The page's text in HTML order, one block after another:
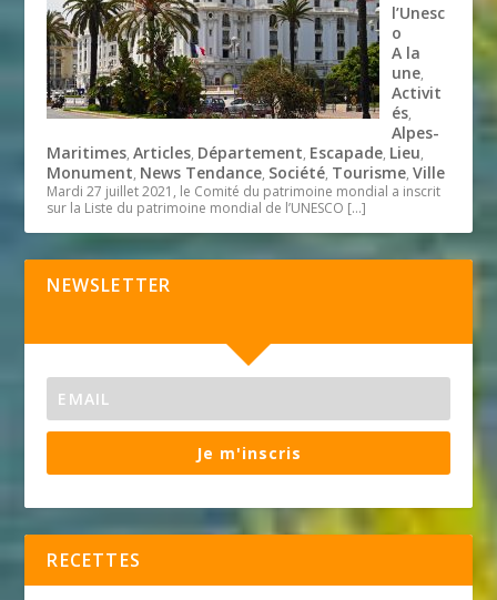
l’Unesc
o
A la
une,
Activit
és,
Alpes-
Maritimes,Articles, Département, Escapade, Lieu,
Monument, News Tendance, Société, Tourisme,Ville
Mardi 27 juillet 2021, le Comité du patrimoine mondial a inscrit
sur la Liste du patrimoine mondial de l’UNESCO […]
NEWSLETTER
Je m'inscris
RECETTES